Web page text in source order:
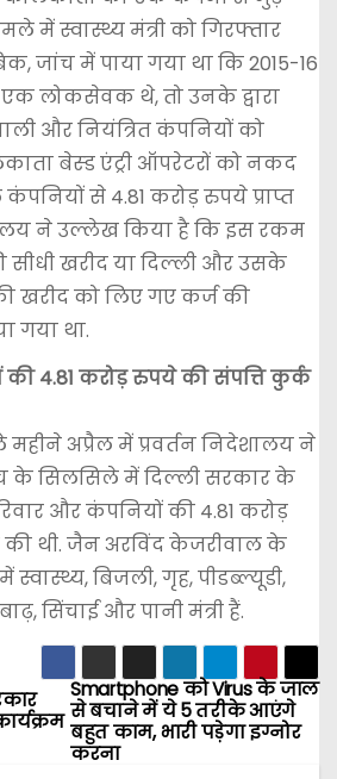
में स्वास्थ्य मंत्री को गिरफ्तार
जांच में पाया गया था कि 2015-16
लोकसेवक थे, तो उनके द्वारा
और नियंत्रित कंपनियों को
बेस्ड एंट्री ऑपरेटरों को नकद
से 4.81 करोड़ रुपये प्राप्त
ने उल्लेख किया है कि इस रकम
खरीद या दिल्ली और उसके
खरीद को लिए गए कर्ज की
गया था.
4.81 करोड़ रुपये की संपत्ति कुर्क
अप्रैल में प्रवर्तन निदेशालय ने
के सिलसिले में दिल्ली सरकार के
और कंपनियों की 4.81 करोड़
की थी. जैन अरविंद केजरीवाल के
बिजली, गृह, पीडब्ल्यूडी,
सिंचाई और पानी मंत्री हैं.
Smartphone को Virus के जाल
से बचाने में ये 5 तरीके आएंगे
बहुत काम, भारी पड़ेगा इग्नोर
करना